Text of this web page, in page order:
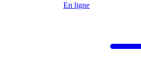
En ligne